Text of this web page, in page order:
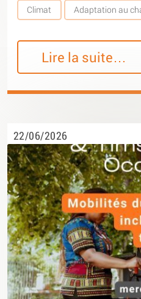
Climat Adaptation au
Lire la suite…
22/06/2026